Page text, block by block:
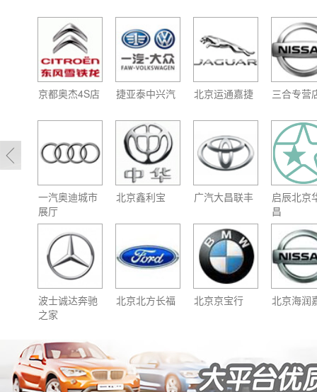
京都奥杰4S店 捷亚泰中兴汽 北京运通嘉捷 三合专营
一汽奥迪城市
展厅
北京鑫利宝 广汽大昌联丰
启辰北京
昌
波士诚达奔驰
之家
北京北方长福 北京京宝行 北京海润